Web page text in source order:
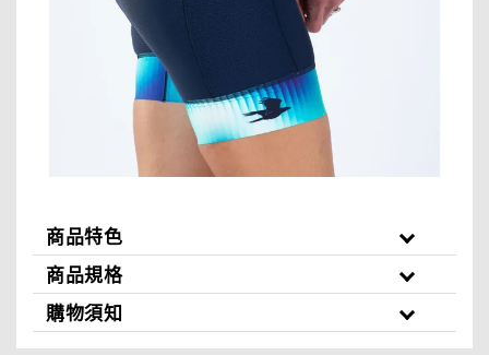
商品特色
商品規格
購物須知